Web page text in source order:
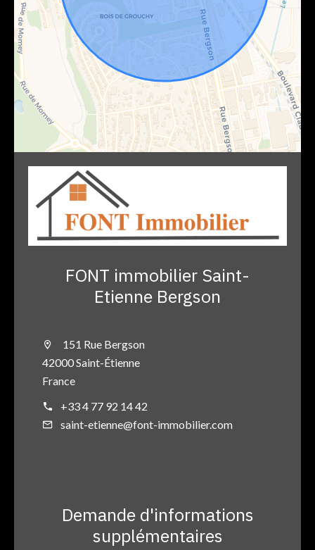
FONT immobilier Saint-
Etienne Bergson
151 Rue Bergson
42000 Saint-Étienne
France
+33 4 77 92 14 42
saint-etienne@font-immobilier.com
Demande d'informations
supplémentaires